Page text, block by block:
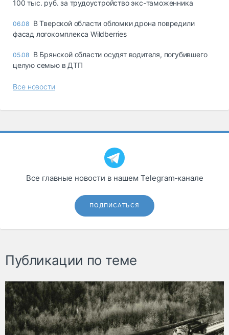
100 тыс. руб. за трудоустройство экс-таможенника
06.08 В Тверской области обломки дрона повредили
фасад логокомплекса Wildberries
05.08 В Брянской области осудят водителя, погубившего
целую семью в ДТП
Все новости
Все главные новости в нашем Telegram‑канале
ПОДПИСАТЬСЯ
Публикации по теме